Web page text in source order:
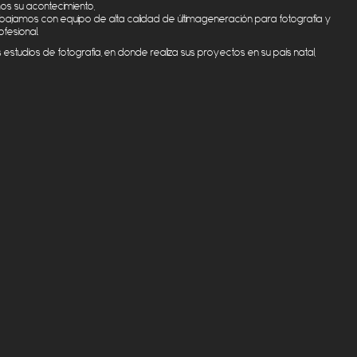
su acontecimiento
con equipo de alta calidad de últimageneración para fotografía y
estudios de fotografía , en donde realiza sus proyectos en su país natal,